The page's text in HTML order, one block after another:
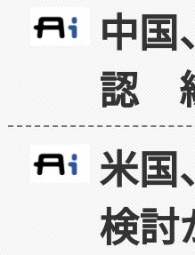
中国
認
米国
検討